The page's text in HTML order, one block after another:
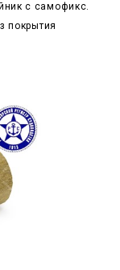
c самофикс.
покрытия